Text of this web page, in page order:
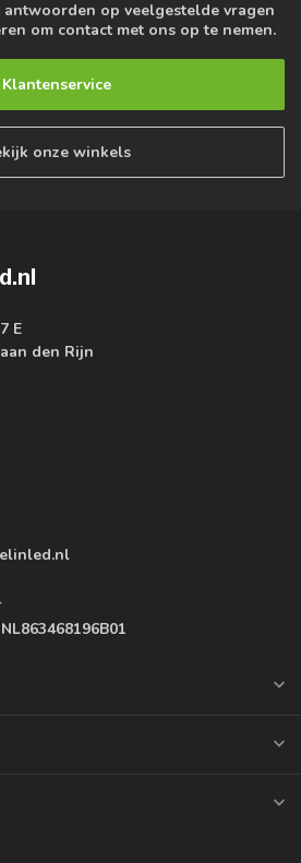
op veelgestelde vragen
om contact met ons op te nemen.
Klantenservice
onze winkels
E
den Rijn
NL863468196B01